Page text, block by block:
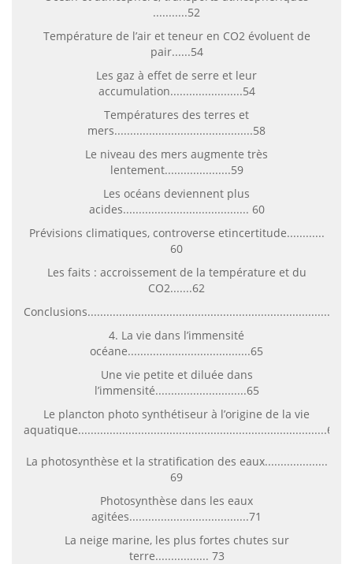
...........52
Température de l’air et teneur en CO2 évoluent de
pair......54
Les gaz à effet de serre et leur
accumulation.......................54
Températures des terres et
mers............................................58
Le niveau des mers augmente très
lentement.....................59
Les océans deviennent plus
acides........................................ 60
Prévisions climatiques, controverse etincertitude............
60
Les faits : accroissement de la température et du
CO2.......62
4. La vie dans l’immensité
océane.......................................65
Une vie petite et diluée dans
l’immensité.............................65
Le plancton photo synthétiseur à l’origine de la vie
aquatique...............................................................................66
La photosynthèse et la stratification des eaux....................
69
Photosynthèse dans les eaux
agitées......................................71
La neige marine, les plus fortes chutes sur
terre................. 73